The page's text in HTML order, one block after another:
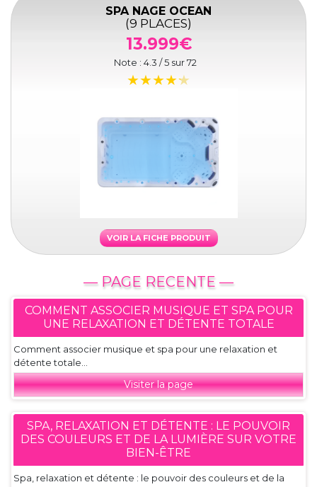
SPA NAGE OCEAN
(9 PLACES)
13.999€
Note : 4.3 / 5 sur72
VOIR LA FICHE PRODUIT
— PAGE RECENTE —
COMMENT ASSOCIER MUSIQUE ET SPA POUR
UNE RELAXATION ET DÉTENTE TOTALE
Comment associer musique et spa pour une relaxation et
détente totale...
Visiter la page
SPA, RELAXATION ET DÉTENTE : LE POUVOIR
DES COULEURS ET DE LA LUMIÈRE SUR VOTRE
BIEN-ÊTRE
Spa, relaxation et détente : le pouvoir des couleurs et de la